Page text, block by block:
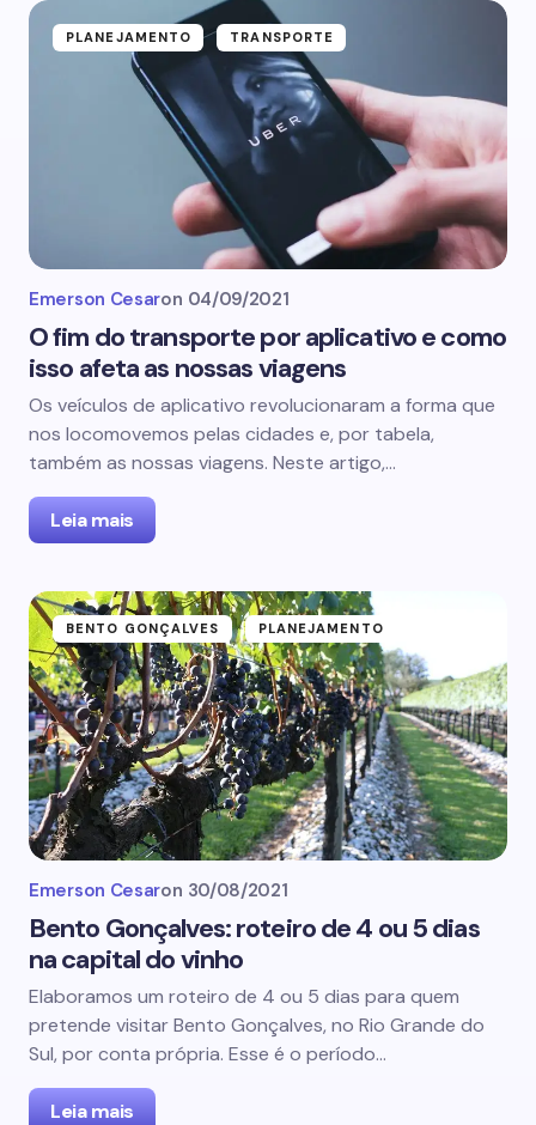
PLANEJAMENTO TRANSPORTE
Emerson Cesaron 04/09/2021
O fim do transporte por aplicativo e como
isso afeta as nossas viagens
Os veículos de aplicativo revolucionaram a forma que
nos locomovemos pelas cidades e, por tabela,
também as nossas viagens. Neste artigo,…
Leia mais
BENTO GONÇALVES PLANEJAMENTO
Emerson Cesaron 30/08/2021
Bento Gonçalves: roteiro de 4 ou 5 dias
na capital do vinho
Elaboramos um roteiro de 4 ou 5 dias para quem
pretende visitar Bento Gonçalves, no Rio Grande do
Sul, por conta própria. Esse é o período…
Leia mais